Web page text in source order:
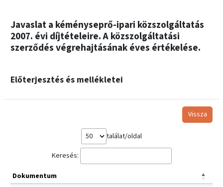
Javaslat a kéményseprő-ipari közszolgáltatás
2007. évi díjtételeire. A közszolgáltatási
szerződés végrehajtásának éves értékelése.
Előterjesztés és mellékletei
Vissza
találat/oldal
Keresés:
Dokumentum